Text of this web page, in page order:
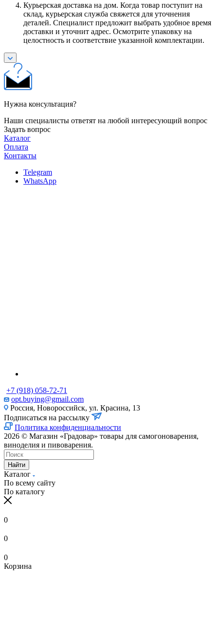
Курьерская доставка на дом. Когда товар поступит на
склад, курьерская служба свяжется для уточнения
деталей. Специалист предложит выбрать удобное время
доставки и уточнит адрес. Осмотрите упаковку на
целостность и соответствие указанной комплектации.
Нужна консультация?
Наши специалисты ответят на любой интересующий вопрос
Задать вопрос
Каталог
Оплата
Контакты
Telegram
WhatsApp
+7 (918) 058-72-71
opt.buying@gmail.com
Россия, Новороссийск, ул. Красина, 13
Подписаться на рассылку
Политика конфиденциальности
2026 © Магазин «Градовар» товары для самогоноварения,
виноделия и пивоварения.
Найти
Каталог
По всему сайту
По каталогу
0
0
0
Корзина